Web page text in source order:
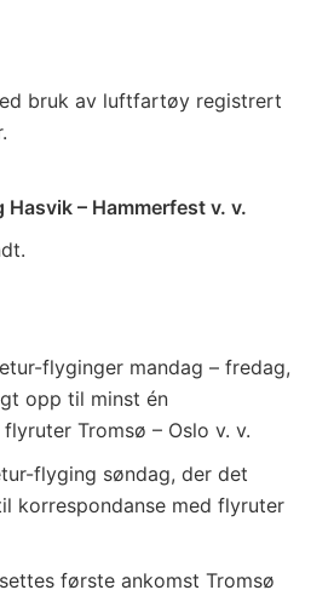
bruk av luftfartøy registrert
Hasvik – Hammerfest v. v.
flyginger mandag – fredag,
opp til minst én
Tromsø – Oslo v. v.
flyging søndag, der det
korrespondanse med flyruter
første ankomst Tromsø